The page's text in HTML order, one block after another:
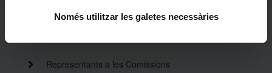
Només utilitzar les galetes necessàries
Representants a les Comissions